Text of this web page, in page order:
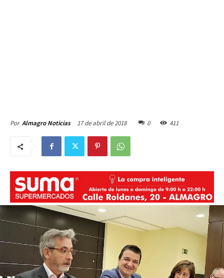
Por Almagro Noticias 17 de abril de 2018 0 411